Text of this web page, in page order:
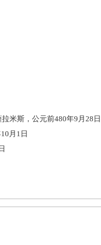
米斯，公元前480年9月28日
月1日
年6月24日~1521年8月13日
年10月7日